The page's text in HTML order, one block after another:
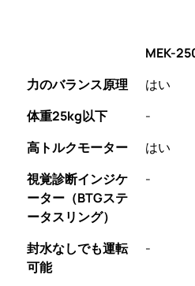
MEK-
力のバランス原理
はい
体重25kg以下
-
高トルクモーター
はい
視覚診断インジケ
ーター（BTGステ
ータスリング）
-
封水なしでも運転
可能
-